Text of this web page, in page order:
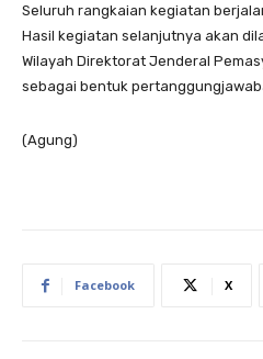
Seluruh rangkaian kegiatan
Hasil kegiatan selanjutnya akan
Wilayah Direktorat Jenderal
sebagai bentuk
(Agung)
Facebook X